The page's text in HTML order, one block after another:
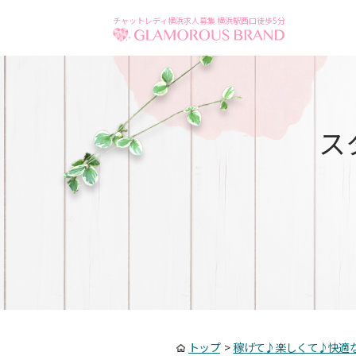
チャットレディ横浜求人募集 横浜駅西口徒歩5分
ス
トップ> 稼げて♪楽しくて♪快適